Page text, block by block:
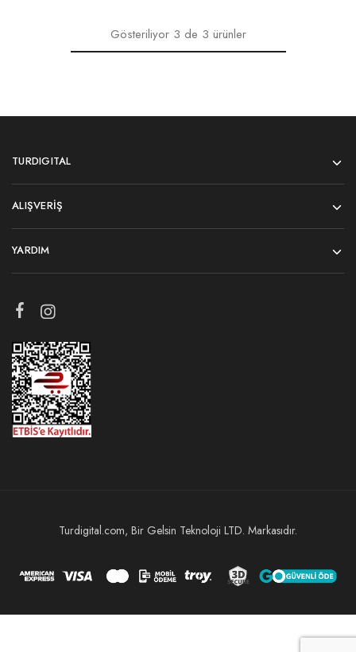
Gösteriliyor3 de 3 ürünler
TURDIGITAL
ALIŞVERIŞ
YARDIM
Turdigital.com, Bir Gelsin Teknoloji LTD. Markasıdır.